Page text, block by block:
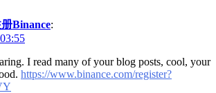
Binance:
I read many of your blog posts, cool, your
https://www.binance.com/register?